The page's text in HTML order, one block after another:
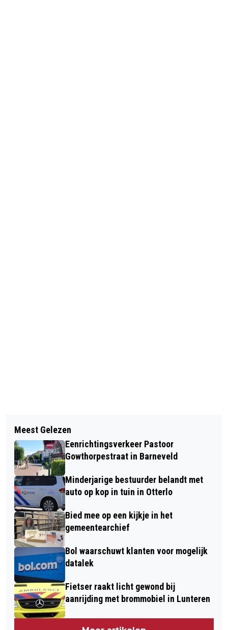
VAPES HARDER AANGEPAKT -
HANDHAVING OP ILLEGALE VAPES
VERSTERKEN - BEGINNEN MET VAPEN
VOORKOMEN EN STOPPEN MET
VAPEN STIMULEREN
KRÖLLER-MÜLLER MUSEUM
HERDENKT 80 JAAR VRIJHEID
Meest Gelezen
Eenrichtingsverkeer Pastoor
Gowthorpestraat in Barneveld
Minderjarige bestuurder belandt met
auto op kop in tuin in Otterlo
Bied mee op een kijkje in het
gemeentearchief
Bol waarschuwt klanten voor mogelijk
datalek
Fietser raakt licht gewond bij
aanrijding met brommobiel in Lunteren